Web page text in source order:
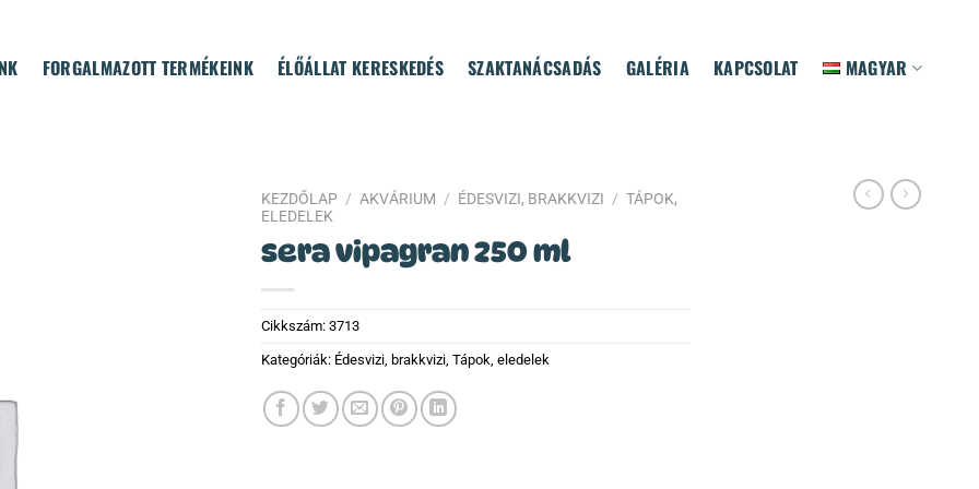
FORGALMAZOTT TERMÉKEINK ÉLŐÁLLAT KERESKEDÉS SZAKTANÁCSADÁS GALÉRIA KAPCSOLAT MAGYAR
KEZDŐLAP / AKVÁRIUM / ÉDESVIZI, BRAKKVIZI / TÁPOK,
ELEDELEK
sera vipagran 250 ml
Cikkszám: 3713
Kategóriák: Édesvizi, brakkvizi Tápok, eledelek